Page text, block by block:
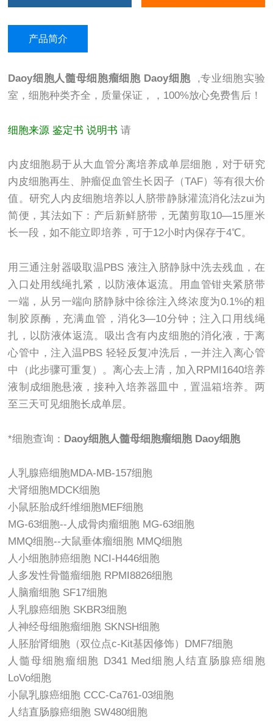
产品简介
Daoy细胞人髓母细胞瘤细胞 Daoy细胞,专业细胞实验
室，细胞种类齐全，质量保证，，100%放心免费售后！
细胞来源 鉴定书 说明书 请
内皮细胞易于从大血管分离培养成单层细胞，对于研究
内皮细胞再生、肿瘤促血管生长因子（TAF）等有很大价
值。研究人内皮细胞培养以人脐带静脉灌流消化法zui为
简便，其法如下：产后新鲜脐带，无菌剪取10—15厘米
长一段，如不能立即培养，可于12小时内保存于4℃。
用三通注射器吸取温PBS 液注入脐静脉中洗去残血，在
入口处用线绳扎紧，以防液体返流。用血管钳夹紧脐带
一端，从另一端向脐静脉中徐徐注入终浓度为0.1%的粗
制胶原酶，充满血管，消化3—10分钟；注入口用线绳
扎，以防液体返流。吸出含有内皮细胞的消化液，于离
心管中，注入温PBS 轻轻反复冲洗后，一并注入离心管
中（此步骤可重复）。离心去上清，加入RPMI1640培养
液制成细胞悬液，接种入培养器皿中，置温箱培养。两
至三天可见细胞长成单层。
*细胞查询： Daoy细胞人髓母细胞瘤细胞 Daoy细胞
人乳腺癌细胞MDA-MB-157细胞
犬肾细胞MDCK细胞
小鼠胚胎成纤维细胞MEF细胞
MG-63细胞--人成骨肉瘤细胞 MG-63细胞
MMQ细胞--大鼠垂体瘤细胞 MMQ细胞
人小细胞肺癌细胞 NCI-H446细胞
人多发性骨髓瘤细胞 RPMI8826细胞
人脑瘤细胞 SF17细胞
人乳腺癌细胞 SKBR3细胞
人神经母细胞瘤细胞 SKNSH细胞
人胚胎肾细胞（双位点c-Kit基因修饰）DMF7细胞
人髓母细胞瘤细胞 D341 Med细胞人结直肠腺癌细胞
LoVo细胞
小鼠乳腺癌细胞 CCC-Ca761-03细胞
人结直肠腺癌细胞 SW480细胞